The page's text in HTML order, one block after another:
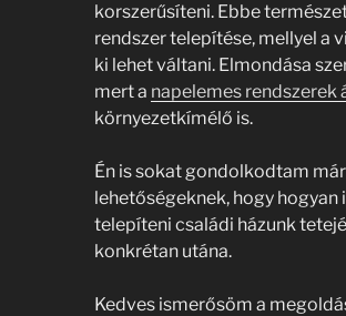
korszerűsíteni. Ebbe
rendszer telepítése, mellyel a
ki lehet váltani. Elmondása
mert a napelemes rendszerek
környezetkímélő is.
Én is sokat gondolkodtam
lehetőségeknek, hogy
telepíteni családi házunk
konkrétan utána.
Kedves ismerősöm a